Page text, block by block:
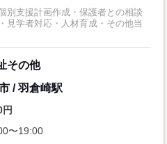
別支援計画作成・保護者との相談
見学者対応・人材育成・その他当
その他
/ 羽倉崎駅
〜19:00